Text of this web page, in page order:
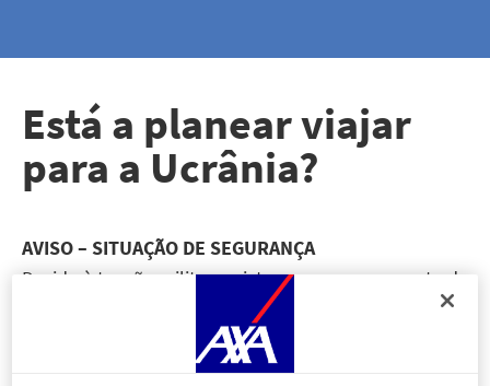
Está a planear viajar
para a Ucrânia?
AVISO – SITUAÇÃO DE SEGURANÇA
Devido à tensão militar regista-se um agravamento da
insegurança na Ucrânia. Face ao
Ministério dos Negócios Estrangeiros
desaconselha as viagens para a Ucrânia e aconselha